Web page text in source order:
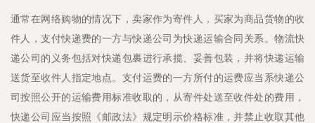
通常在网络购物的情况下，卖家作为寄件人，买家为商品货物的收
件人，支付快递费的一方与快递公司为快递运输合同关系。物流快
递公司的义务包括对快递包裹进行承揽、妥善包装，并将快递运输
送货至收件人指定地点。支付运费的一方所付的运费应当系快递公
司按照公开的运输费用标准收取的，从寄件处送至收件处的费用，
快递公司应当按照《邮政法》规定明示价格标准，并禁止收取其他